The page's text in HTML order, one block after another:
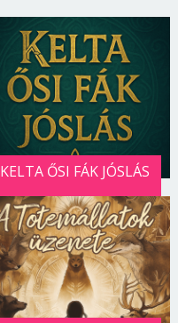
KELTA ŐSI FÁK JÓSLÁS